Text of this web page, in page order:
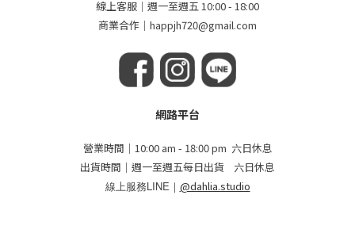
線上客服｜週一至週五 10:00 - 18:00
商業合作｜happjh720@gmail.com
網路平台
營業時間｜10:00 am - 18:00 pm 六日休息
出貨時間｜週一至週五每日出貨 六日休息
線上服務LINE｜ @dahlia.studio